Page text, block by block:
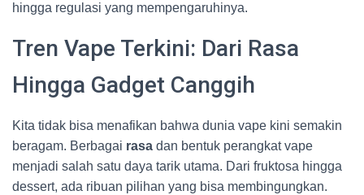
hingga regulasi yang mempengaruhinya.
Tren Vape Terkini: Dari Rasa
Hingga Gadget Canggih
Kita tidak bisa menafikan bahwa dunia vape kini semakin
beragam. Berbagai rasa dan bentuk perangkat vape
menjadi salah satu daya tarik utama. Dari fruktosa hingga
dessert, ada ribuan pilihan yang bisa membingungkan.